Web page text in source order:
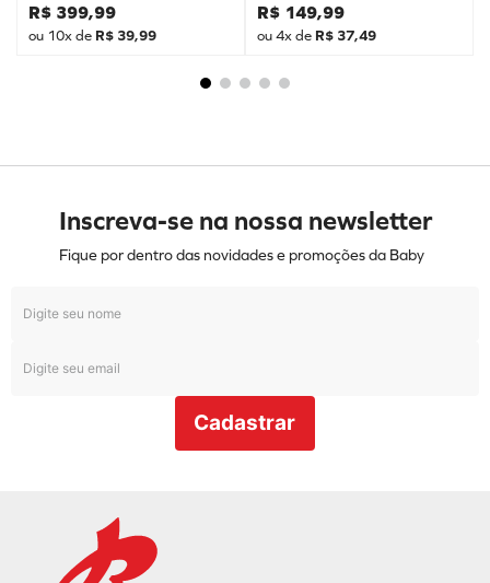
R$ 399,99
ou 10x de R$ 39,99
R$ 149,99
ou4x de R$ 37,49
Inscreva-se na nossa newsletter
Fique por dentro das novidades e promoções da Baby
Cadastrar